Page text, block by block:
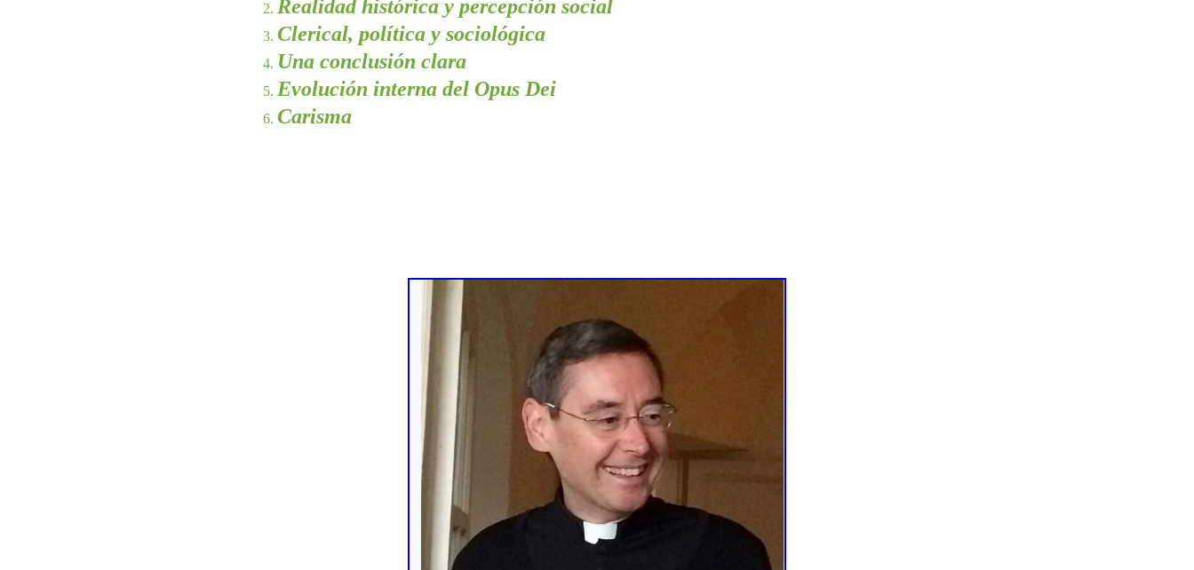
Realidad histórica y percepción social
Clerical, política y sociológica
Una conclusión clara
Evolución interna del Opus Dei
Carisma